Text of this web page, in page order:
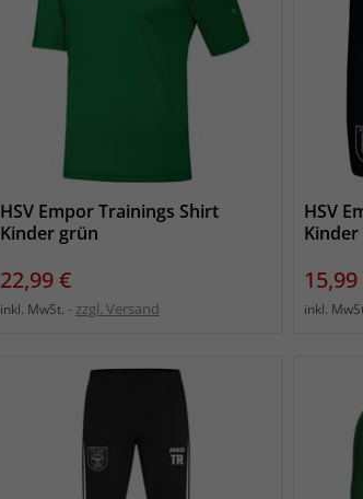
HSV Empor Trainings Shirt
Kinder grün
Preis
22,99 €
inkl. MwSt. zzgl. Versand
HSV
Preis
inkl.